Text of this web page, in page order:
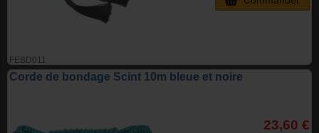
FEBD011
Corde de bondage Scint 10m bleue et noire
23,60 €